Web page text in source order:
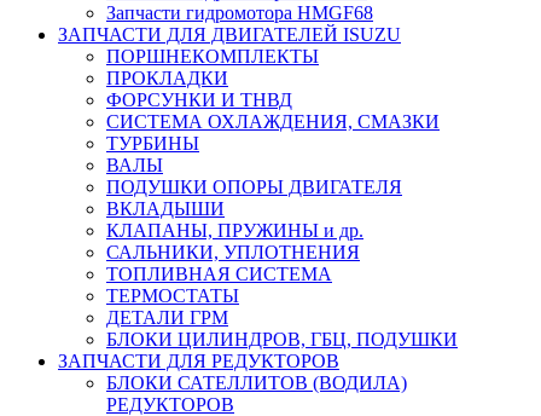
Запчасти гидромотора HMGF68
ЗАПЧАСТИ ДЛЯ ДВИГАТЕЛЕЙ ISUZU
ПОРШНЕКОМПЛЕКТЫ
ПРОКЛАДКИ
ФОРСУНКИ И ТНВД
СИСТЕМА ОХЛАЖДЕНИЯ, СМАЗКИ
ТУРБИНЫ
ВАЛЫ
ПОДУШКИ ОПОРЫ ДВИГАТЕЛЯ
ВКЛАДЫШИ
КЛАПАНЫ, ПРУЖИНЫ и др.
САЛЬНИКИ, УПЛОТНЕНИЯ
ТОПЛИВНАЯ СИСТЕМА
ТЕРМОСТАТЫ
ДЕТАЛИ ГРМ
БЛОКИ ЦИЛИНДРОВ, ГБЦ, ПОДУШКИ
ЗАПЧАСТИ ДЛЯ РЕДУКТОРОВ
БЛОКИ САТЕЛЛИТОВ (ВОДИЛА)
РЕДУКТОРОВ